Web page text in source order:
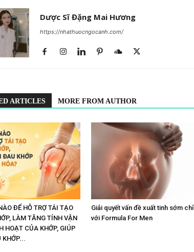
Dược Sĩ Đặng Mai Hương
https://nhathuocngocanh.com/
ARTICLES MORE FROM AUTHOR
ĐỂ HỖ TRỢ TÁI TẠO
LÀM TĂNG TÍNH VẬN
HOẠT CỦA KHỚP, GIÚP
KHỚP...
Giải quyết vấn đề xuất tinh sớm chỉ
với Formula For Men